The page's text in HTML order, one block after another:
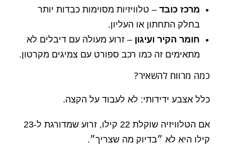
מרכז כובד – טלוויזיות מסוימות כבדות יותר
בחלק התחתון או העליון.
חומר הקיר ועיגון – זרוע מעולה עם דיבלים לא
מתאימים זה כמו רכב ספורט עם צמיגים מקרטון.
כמה מרווח להשאיר?
כלל אצבע ידידותי: לא לעבוד על הקצה.
אם הטלוויזיה שוקלת 22 קילו, זרוע שמדורגת ל-23
קילו היא לא ״בדיוק מה שצריך״.